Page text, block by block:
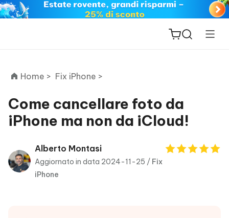
ReiBoot
PDNob
PDF
Home > Fix iPhone >
Come cancellare foto da
iPhone ma non da iCloud!
Alberto Montasi
Aggiornato in data 2024-11-25 / Fix
iPhone